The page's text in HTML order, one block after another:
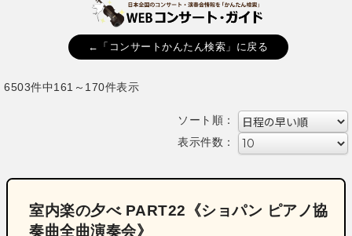
←「コンサートかんたん検索」に戻る
6503件中161～170件表示
ソート順：
表示件数：
室内楽の夕べ PART22《ショパン ピアノ協
奏曲全曲演奏会》